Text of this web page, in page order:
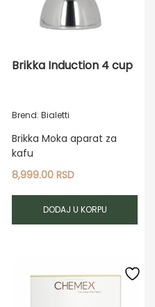
Brikka Induction 4 cup
Brend: Bialetti
Brikka Moka aparat za
kafu
8,999.00RSD
DODAJ U KORPU